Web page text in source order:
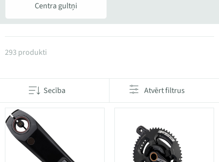
Centra gultņi
Produkti kategorijā Klaņi un zobrati
293 produkti
Secība Atvērt filtrus